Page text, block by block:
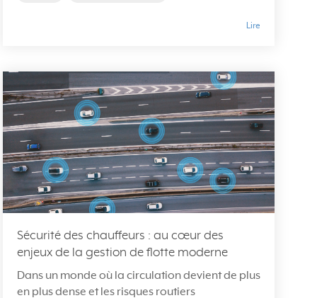
Lire
Sécurité des chauffeurs : au cœur des
enjeux de la gestion de flotte moderne
Dans un monde où la circulation devient de plus
en plus dense et les risques routiers